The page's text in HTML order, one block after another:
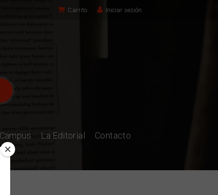
Carrito Iniciar sesión
La Editorial Contacto